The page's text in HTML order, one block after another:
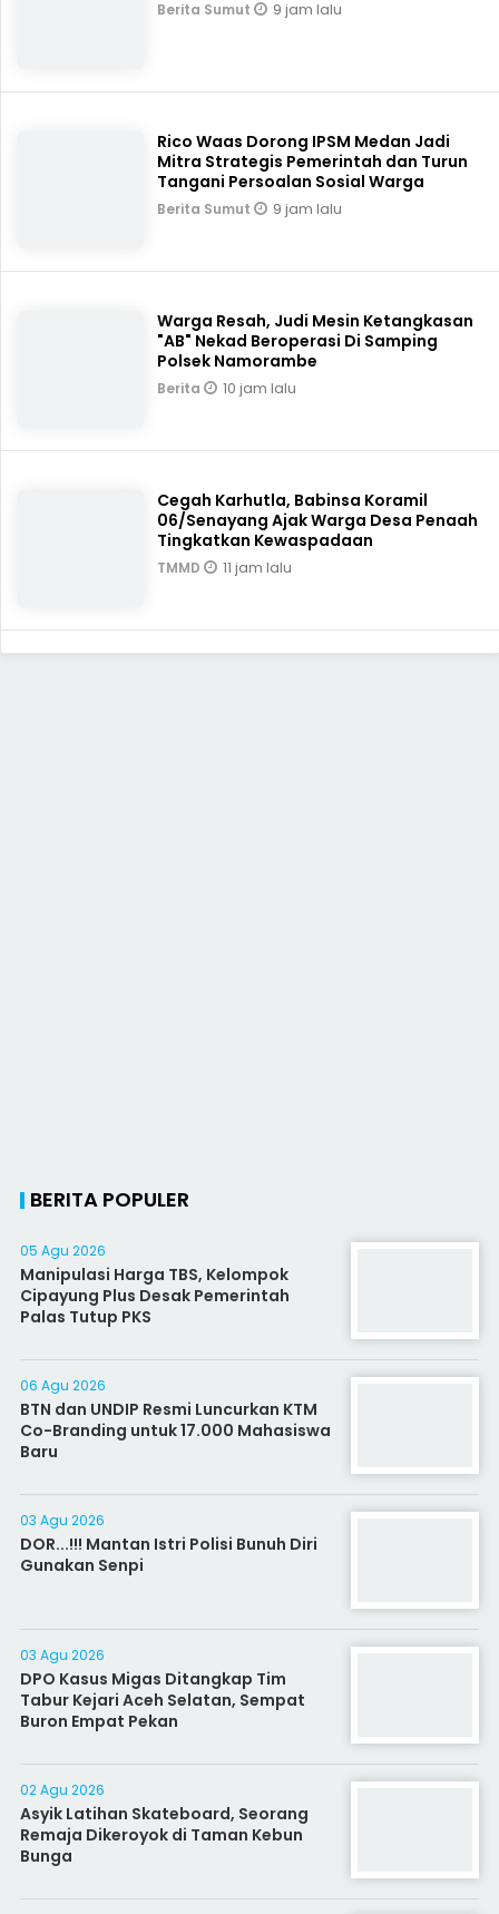
Berita Sumut 9 jam lalu
Rico Waas Dorong IPSM Medan Jadi
Mitra Strategis Pemerintah dan Turun
Tangani Persoalan Sosial Warga
Berita Sumut 9 jam lalu
Warga Resah, Judi Mesin Ketangkasan
"AB" Nekad Beroperasi Di Samping
Polsek Namorambe
Berita 10 jam lalu
Cegah Karhutla, Babinsa Koramil
06/Senayang Ajak Warga Desa Penaah
Tingkatkan Kewaspadaan
TMMD 11 jam lalu
BERITA POPULER
05 Agu 2026
Manipulasi Harga TBS, Kelompok
Cipayung Plus Desak Pemerintah
Palas Tutup PKS
06 Agu 2026
BTN dan UNDIP Resmi Luncurkan KTM
Co-Branding untuk 17.000 Mahasiswa
Baru
03 Agu 2026
DOR...!!! Mantan Istri Polisi Bunuh Diri
Gunakan Senpi
03 Agu 2026
DPO Kasus Migas Ditangkap Tim
Tabur Kejari Aceh Selatan, Sempat
Buron Empat Pekan
02 Agu 2026
Asyik Latihan Skateboard, Seorang
Remaja Dikeroyok di Taman Kebun
Bunga